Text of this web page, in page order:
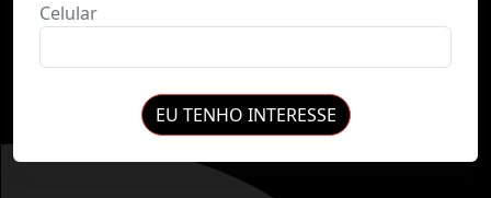
Celular
EU TENHO INTERESSE